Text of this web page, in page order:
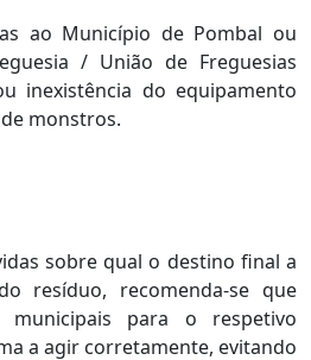
ao Município de Pombal ou
/ União de Freguesias
inexistência do equipamento
monstros.
sobre qual o destino final a
resíduo, recomenda-se que
municipais para o respetivo
a agir corretamente, evitando